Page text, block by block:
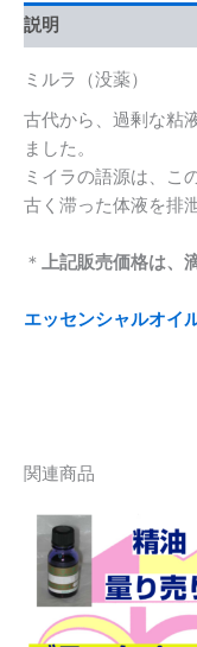
ｌ
個
説明
ミルラ（没薬）
古代から、過剰な粘
ました。
ミイラの語源は、こ
古く滞った体液を排
＊ 上記販売価格は、
エッセンシャルオイ
関連商品